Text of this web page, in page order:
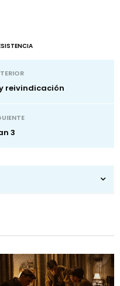
reivindicación
3